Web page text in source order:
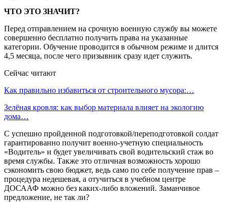
ЧТО ЭТО ЗНАЧИТ?
Перед отправлением на срочную военную службу вы можете
совершенно бесплатно получить права на указанные
категории. Обучение проводится в обычном режиме и длится
4,5 месяца, после чего призывник сразу идет служить.
Сейчас читают
Как правильно избавиться от строительного мусора:…
Зелёная кровля: как выбор материала влияет на экологию
дома…
С успешно пройденной подготовкой/переподготовкой солдат
гарантированно получит военно-учетную специальность
«Водитель» и будет увеличивать свой водительский стаж во
время службы. Также это отличная возможность хорошо
сэкономить свою бюджет, ведь само по себе получение прав –
процедура недешевая, а отучиться в учебном центре
ДОСААФ можно без каких-либо вложений. Заманчивое
предложение, не так ли?